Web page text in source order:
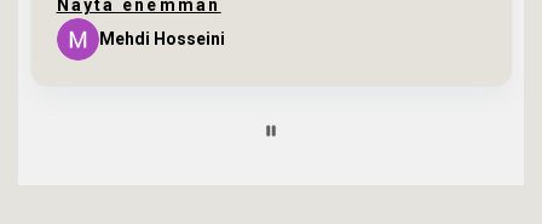
Näytä enemmän
Mehdi Hosseini